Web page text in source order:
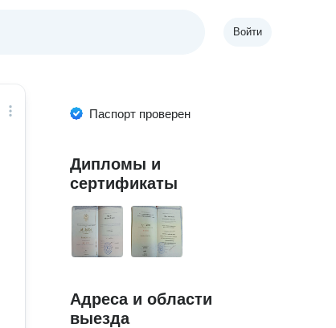
Войти
Паспорт проверен
Дипломы и
сертификаты
Адреса и области
выезда